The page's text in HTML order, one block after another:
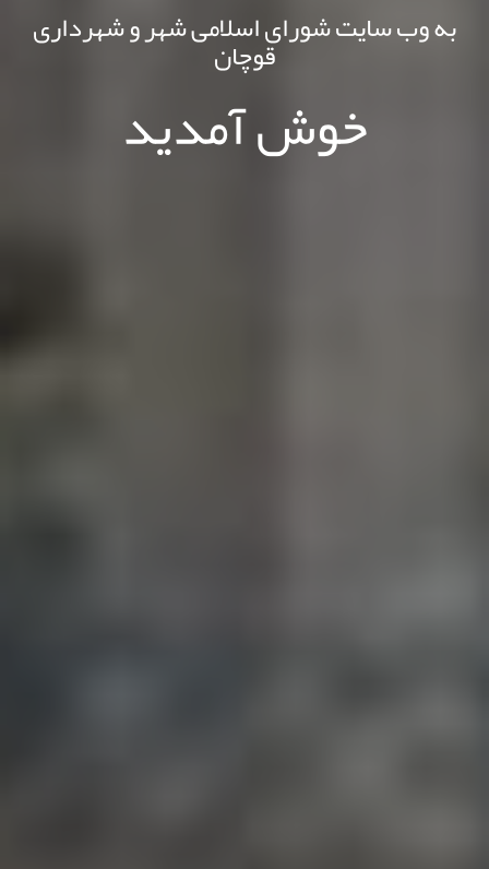
به وب سایت شورای اسلامی شهر و شهرداری
قوچان
خوش آمدید